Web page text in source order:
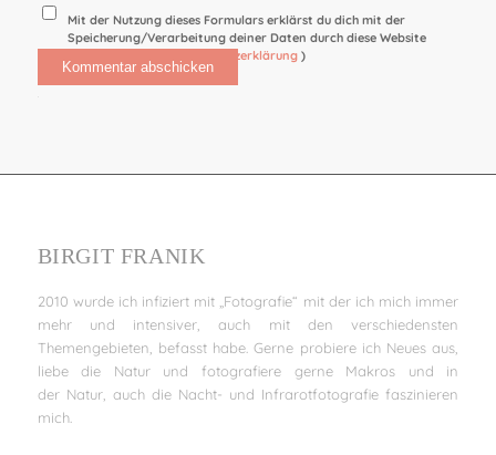
Mit der Nutzung dieses Formulars erklärst du dich mit der
Speicherung/Verarbeitung deiner Daten durch diese Website
Datenschutzerklärung)
BIRGIT FRANIK
2010 wurde ich infiziert mit „Fotografie“ mit der ich mich immer
mehr und intensiver, auch mit den verschiedensten
Themengebieten, befasst habe. Gerne probiere ich Neues aus,
liebe die Natur und fotografiere gerne Makros und in
der Natur, auch die Nacht- und Infrarotfotografie faszinieren
mich.